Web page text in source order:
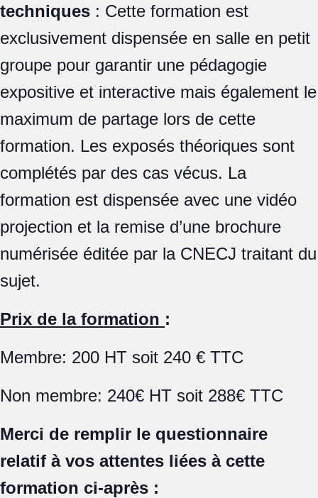
techniques : Cette formation est
exclusivement dispensée en salle en petit
groupe pour garantir une pédagogie
expositive et interactive mais également le
maximum de partage lors de cette
formation. Les exposés théoriques sont
complétés par des cas vécus. La
formation est dispensée avec une vidéo
projection et la remise d’une brochure
numérisée éditée par la CNECJ traitant du
sujet.
Prix de la formation :
Membre: 200 HT soit 240 € TTC
Non membre: 240€ HT soit 288€ TTC
Merci de remplir le questionnaire
relatif à vos attentes liées à cette
formation ci-après :